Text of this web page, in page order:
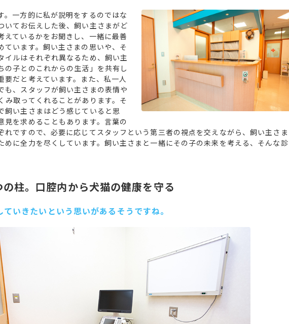
。一方的に私が説明をするのではな
いてお伝えした後、飼い主さまがど
えているかをお聞きし、一緒に最善
ています。飼い主さまの思いや、そ
イルはそれぞれ異なるため、飼い主
の子とのこれからの生活」を共有し
要だと考えています。また、私一人
も、スタッフが飼い主さまの表情や
み取ってくれることがあります。そ
飼い主さまはどう感じていると思
見を求めることもあります。言葉の
れですので、必要に応じてスタッフという第三者の視点を交えながら、飼い主さま
めに全力を尽くしています。飼い主さまと一緒にその子の未来を考える、そんな診
の柱。口腔内から犬猫の健康を守る
いきたいという思いがあるそうですね。